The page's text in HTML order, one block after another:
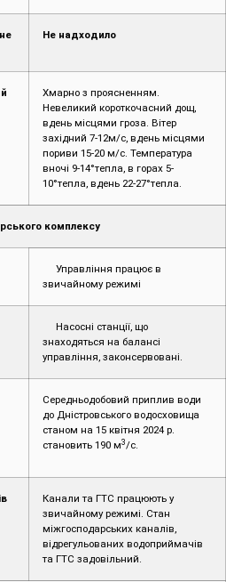
Не надходило
Хмарно з проясненням.
Невеликий короткочасний дощ,
вдень місцями гроза. Вітер
західний 7-12м/с, вдень місцями
пориви 15-20 м/с. Температура
вночі 9-14°тепла, в горах 5-
10°тепла, вдень 22-27°тепла.
комплексу
Управління працює в
звичайному режимі
Насосні станції, що
знаходяться на балансі
управління, законсервовані.
Середньодобовий приплив води
до Дністровського водосховища
станом на 15 квітня 2024 р.
становить 190 м3/с.
Канали та ГТС працюють у
звичайному режимі. Стан
міжгосподарських каналів,
відрегульованих водоприймачів
та ГТС задовільний.